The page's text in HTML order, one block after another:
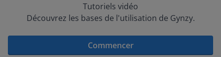
Tutoriels vidéo
Découvrez les bases de l'utilisation de Gynzy.
Commencer